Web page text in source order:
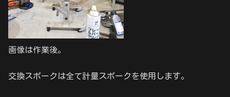
画像は作業後。
交換スポークは全て計量スポークを使用します。